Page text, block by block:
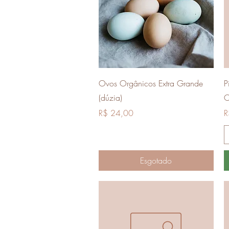
Visualização rápida
Ovos Orgânicos Extra Grande
(dúzia)
Preço
R$ 24,00
Esgotado